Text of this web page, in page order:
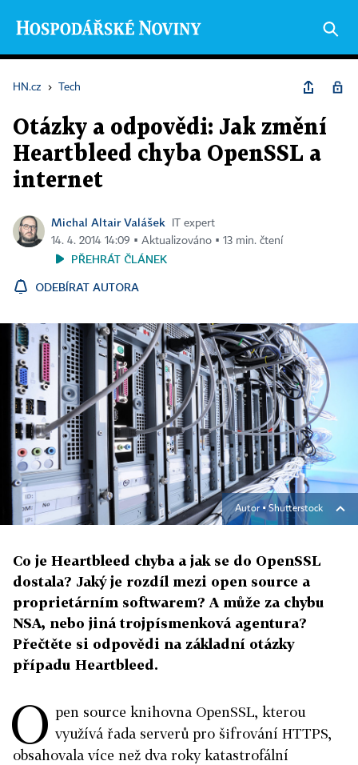
HN.cz › Tech
Otázky a odpovědi: Jak změní
Heartbleed chyba OpenSSL a
internet
Michal Altair Valášek
IT expert
14. 4. 2014 14:09 ▪ Aktualizováno ▪ 13 min. čtení
PŘEHRÁT ČLÁNEK
ODEBÍRAT AUTORA
Autor ▪Shutterstock
Co je Heartbleed chyba a jak se do OpenSSL
dostala? Jaký je rozdíl mezi open source a
proprietárním softwarem? A může za chybu
NSA, nebo jiná trojpísmenková agentura?
Přečtěte si odpovědi na základní otázky
případu Heartbleed.
O pen source knihovna OpenSSL, kterou
využívá řada serverů pro šifrování HTTPS,
obsahovala více než dva roky katastrofální